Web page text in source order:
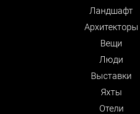
Ландшафт
Архитекторы
Вещи
Люди
Выставки
Яхты
Отели